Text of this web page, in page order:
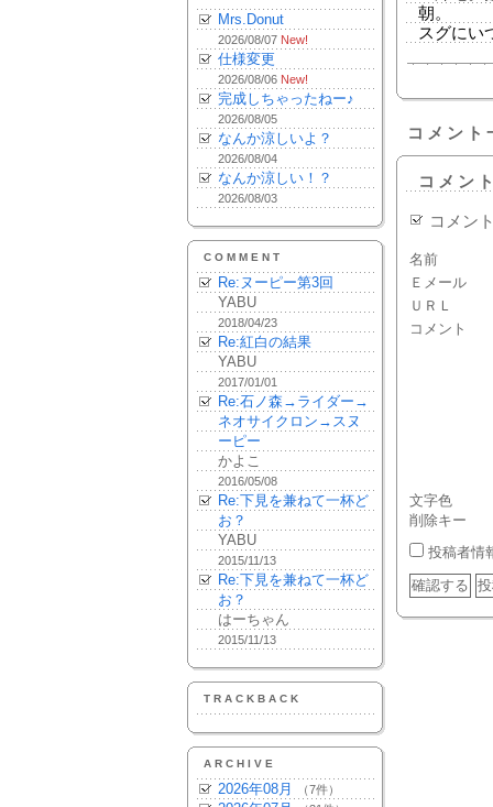
Mrs.Donut
2026/08/07 New!
仕様変更
2026/08/06 New!
完成しちゃったねー♪
2026/08/05
なんか涼しいよ？
2026/08/04
なんか涼しい！？
2026/08/03
COMMENT
Re:ヌーピー第3回
YABU
2018/04/23
Re:紅白の結果
YABU
2017/01/01
Re:石ノ森→ライダー→
ネオサイクロン→スヌ
ーピー
かよこ
2016/05/08
Re:下見を兼ねて一杯ど
お？
YABU
2015/11/13
Re:下見を兼ねて一杯ど
お？
はーちゃん
2015/11/13
TRACKBACK
ARCHIVE
2026年08月 （7件）
朝。
スグにい
コメント
コメン
コメン
名前
Ｅメール
ＵＲＬ
コメント
文字色
削除キー
投稿者情